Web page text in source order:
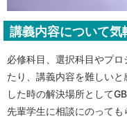
講義内容について気
必修科目、選択科目やプ
たり、講義内容を難しい
した時の解決場所として
先輩学生に相談にのっても